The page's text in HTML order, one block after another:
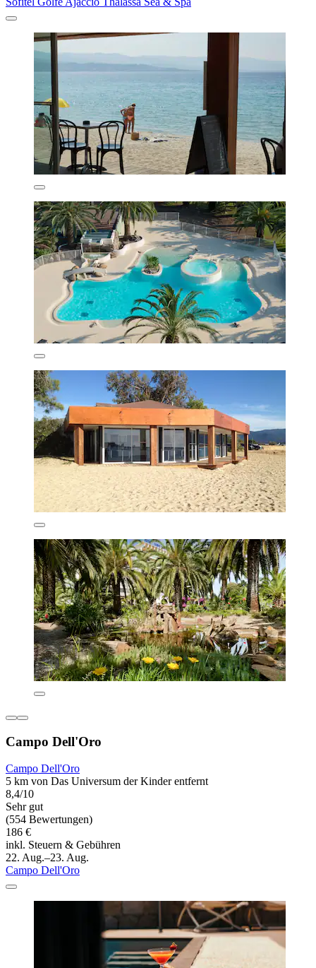
Campo Dell'Oro
Campo Dell'Oro
5 km von Das Universum der Kinder entfernt
8,4/10
Sehr gut
(554 Bewertungen)
186 €
inkl. Steuern & Gebühren
22. Aug.–23. Aug.
Campo Dell'Oro